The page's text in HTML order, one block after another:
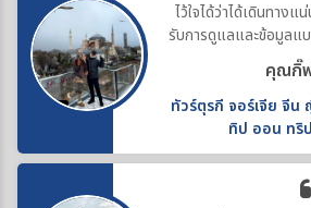
ไว้ใจได้ว่าได้เดินทาง
รับการดูแลและข้อมูลแบ
ทำให้คอส
คุณกิ๊
ทัวร์ตุรกี จอร์เจีย จีน
ทิป ออน ทริ